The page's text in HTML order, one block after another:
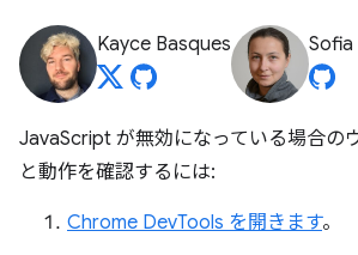
Kayce Basques Sofia
JavaScript が無効になっている場合の
と動作を確認するには:
Chrome DevTools を開きます。